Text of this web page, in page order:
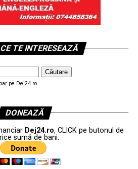
TE INTERESEAZĂ
pe Dej24.ro
DONEAZĂ
Dej24.ro, CLICK pe butonul de
sumă de bani.